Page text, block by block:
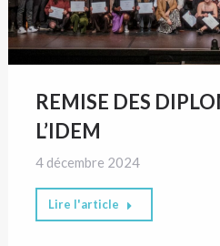
REMISE DES
L’IDEM
4 décembre 2024
Lire l'article